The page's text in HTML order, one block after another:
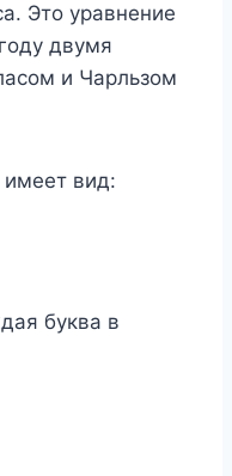
Это уравнение
двумя
и Чарльзом
имеет вид:
буква в